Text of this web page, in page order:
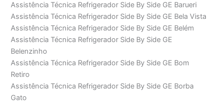
Assistência Técnica Refrigerador Side By Side GE Barueri
Assistência Técnica Refrigerador Side By Side GE Bela Vista
Assistência Técnica Refrigerador Side By Side GE Belém
Assistência Técnica Refrigerador Side By Side GE
Belenzinho
Assistência Técnica Refrigerador Side By Side GE Bom
Retiro
Assistência Técnica Refrigerador Side By Side GE Borba
Gato